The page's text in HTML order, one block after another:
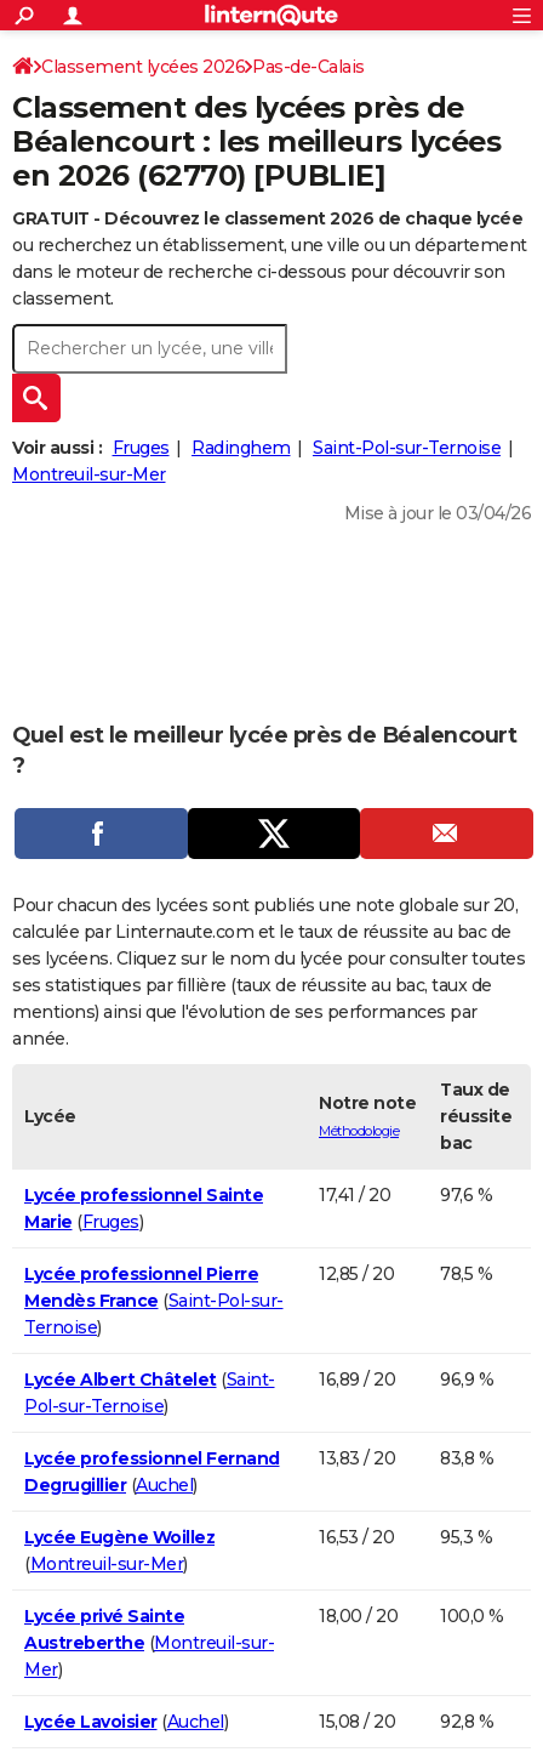
ACTUALITÉS
Politique
Société
Faits Divers
Education
Monde
Villes
+
SPORT
Coupe du monde 2026
Football
Tennis
Cyclisme
Rugby
Forum
CULTURE
Programme TV
TNT
Streaming
Cinéma
Sorties cinéma
Musique
+
FINANCE
Retraite
Impôts
Epargne
Immobilier
Risques naturels par ville
Banque
Assurance
Crédit
AUTO
Essais
Réserver un essai
Citadines
Berlines
SUV
Forum auto
+
HIGH-TECH
BRICOLAGE
Forum
Aménagement intérieur
Extérieur
Cuisine
Salle de bains
Jardinage
Rangement
+WEEK-END
Guides de France
Escapades
Patrimoine
Expositions
Musées
Week-end nature
+
LIFESTYLE
Art de vivre
Bien-être
Loisirs
Mode
Modes de vie
+SANTE
Carte de Noël
Carte Bonne année
Carte Saint-Valentin
Carte Pâques
Carte d'anniversaire
DICTIONNAIRE
Dictionnaire
Biographies
Citations
Expressions
Proverbes
PROGRAMME TV
S'inscrire
Se connecter
Lycées
Collèges
Primaires
Universités
Entreprises
Service militaire
Avis de recherche
AVIS DE DÉCÈS
FORUM
Bricolage
Lifestyle
Culture
Sport
Auto
Television
Voyage
Cinema
S'inscrire
Connexion
Classement lycées 2026 Pas-de-Calais
Classement des lycées près de
Béalencourt : les meilleurs lycées
en 2026 (62770) [PUBLIE]
GRATUIT - Découvrez le classement 2026 de chaque lycée
ou recherchez un établissement, une ville ou un département
dans le moteur de recherche ci-dessous pour découvrir son
classement.
Voir aussi : Fruges Radinghem
Saint-Pol-sur-Ternoise
Montreuil-sur-Mer
Mise à jour le 03/04/26
Quel est le meilleur lycée près de Béalencourt
?
Pour chacun des lycées sont publiés une note globale sur 20,
calculée par Linternaute.com et le taux de réussite au bac de
ses lycéens. Cliquez sur le nom du lycée pour consulter toutes
ses statistiques par fillière (taux de réussite au bac, taux de
mentions) ainsi que l'évolution de ses performances par
année.
Lycée
Notre note
Méthodologie
Taux de
réussite
bac
Lycée professionnel Sainte
Marie (Fruges)
17,41 / 20 97,6 %
Lycée professionnel Pierre
Mendès France (Saint-Pol-sur-
Ternoise)
12,85 / 20 78,5 %
Lycée Albert Châtelet(Saint-
Pol-sur-Ternoise)
16,89 / 20 96,9 %
Lycée professionnel Fernand
Degrugillier(Auchel)
13,83 / 20 83,8 %
Lycée Eugène Woillez
(Montreuil-sur-Mer)
16,53 / 20 95,3 %
Lycée privé Sainte
Austreberthe (Montreuil-sur-
Mer)
18,00 / 20 100,0 %
Lycée Lavoisier(Auchel) 15,08 / 20 92,8 %